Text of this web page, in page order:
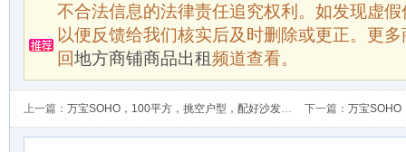
不合法信息的法律责任追究权利。如发现虚
以便反馈给我们核实后及时删除或更正。更
回地方商铺商品出租频道查看。
上一篇： 万宝SOHO，100平方，挑空户型，配好沙发，大气办公室出租 下一篇：万宝SOHO，